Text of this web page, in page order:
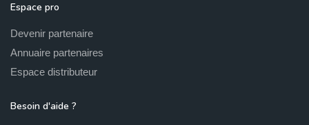
Espace pro
Devenir partenaire
Annuaire partenaires
Espace distributeur
Besoin d'aide ?